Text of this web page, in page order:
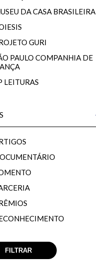
DA CASA BRASILEIRA
GURI
PAULO COMPANHIA DE
LEITURAS